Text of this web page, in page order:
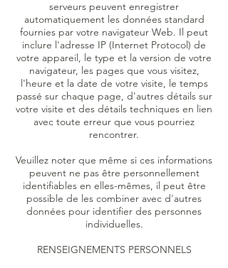
serveurs peuvent enregistrer
automatiquement les données standard
fournies par votre navigateur Web. Il peut
inclure l'adresse IP (Internet Protocol) de
votre appareil, le type et la version de votre
navigateur, les pages que vous visitez,
l'heure et la date de votre visite, le temps
passé sur chaque page, d'autres détails sur
votre visite et des détails techniques en lien
avec toute erreur que vous pourriez
rencontrer.
Veuillez noter que même si ces informations
peuvent ne pas être personnellement
identifiables en elles-mêmes, il peut être
possible de les combiner avec d'autres
données pour identifier des personnes
individuelles.
RENSEIGNEMENTS PERSONNELS